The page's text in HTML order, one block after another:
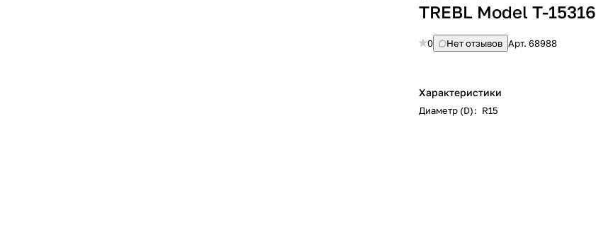
TREBL Model T-15316
0 Нет отзывов Арт.68988
Характеристики
Диаметр (D): R15